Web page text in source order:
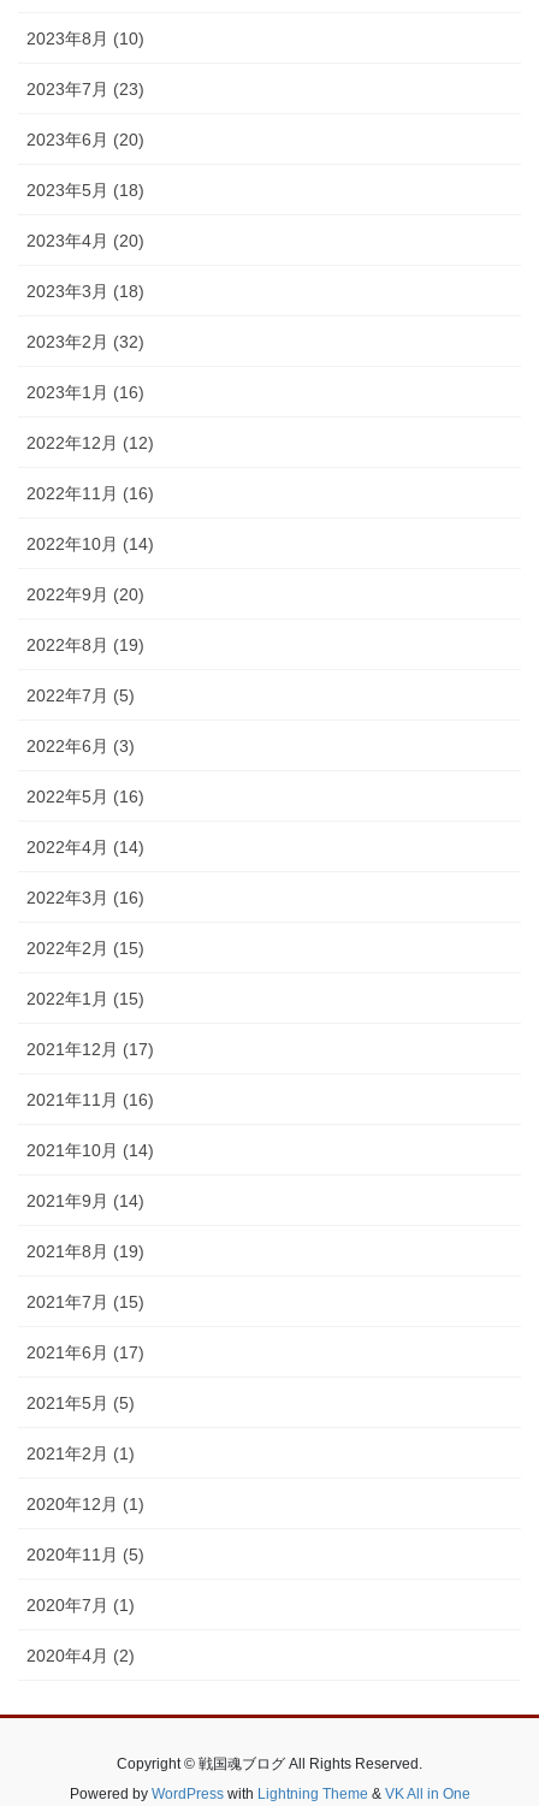
2023年8月 (10)
2023年7月 (23)
2023年6月 (20)
2023年5月 (18)
2023年4月 (20)
2023年3月 (18)
2023年2月 (32)
2023年1月 (16)
2022年12月 (12)
2022年11月 (16)
2022年10月 (14)
2022年9月 (20)
2022年8月 (19)
2022年7月 (5)
2022年6月 (3)
2022年5月 (16)
2022年4月 (14)
2022年3月 (16)
2022年2月 (15)
2022年1月 (15)
2021年12月 (17)
2021年11月 (16)
2021年10月 (14)
2021年9月 (14)
2021年8月 (19)
2021年7月 (15)
2021年6月 (17)
2021年5月 (5)
2021年2月 (1)
2020年12月 (1)
2020年11月 (5)
2020年7月 (1)
2020年4月 (2)
Copyright © 戦国魂ブログ All Rights Reserved.
Powered by WordPresswith Lightning Theme & VK All in One